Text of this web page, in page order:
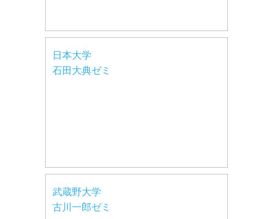
日本大学
石田大典ゼミ
武蔵野大学
古川一郎ゼミ